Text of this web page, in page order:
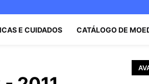
E CUIDADOS CATÁLOGO DE